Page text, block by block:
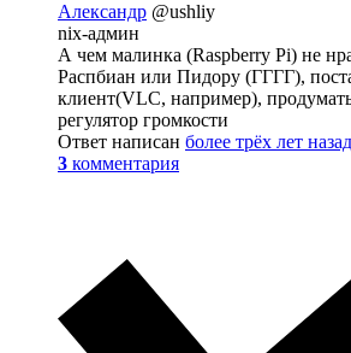
Александр @ushliy
nix-админ
А чем малинка (Raspberry Pi) не
Распбиан или Пидору (ГГГГ),
клиент(VLC, например), продумать
регулятор громкости
Ответ написан более трёх лет назад
3 комментария